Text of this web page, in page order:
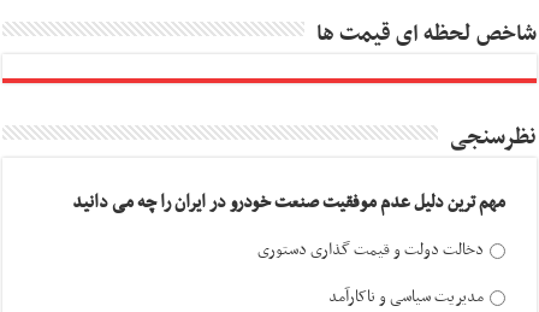
شاخص لحظه ای قیمت ها
نظرسنجی
مهم ترین دلیل عدم موفقیت صنعت خودرو در ایران را چه می دانید
دخالت دولت و قیمت گذاری دستوری
مدیریت سیاسی و ناکارآمد